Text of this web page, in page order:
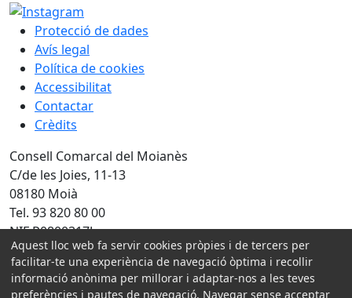
Protecció de dades
Avís legal
Política de cookies
Accessibilitat
Contactar
Crèdits
Consell Comarcal del Moianès
C/de les Joies, 11-13
08180 Moià
Tel. 93 820 80 00
NIF P0800317J
Amb la col·laboració de:
Aquest lloc web fa servir cookies pròpies i de tercers per
facilitar-te una experiència de navegació òptima i recollir
informació anònima per millorar i adaptar-nos a les teves
preferències i pautes de navegació. Navegar sense acceptar